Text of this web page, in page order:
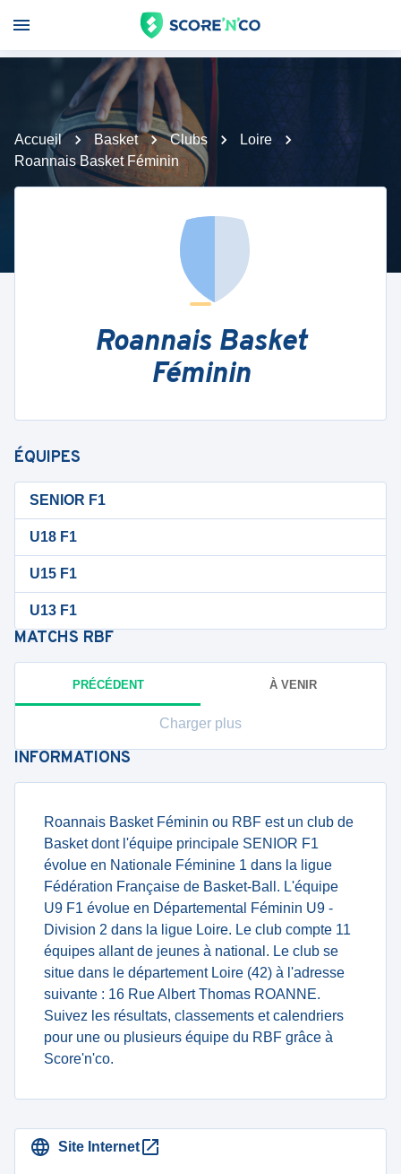
Accueil Basket Clubs
Loire
Roannais Basket Féminin
Roannais Basket
Féminin
ÉQUIPES
SENIOR F1
U18 F1
U15 F1
U13 F1
MATCHS RBF
PRÉCÉDENT À VENIR
Charger plus
INFORMATIONS
Roannais Basket Féminin ou RBF est un club de
Basket dont l'équipe principale SENIOR F1
évolue en Nationale Féminine 1 dans la ligue
Fédération Française de Basket-Ball. L'équipe
U9 F1 évolue en Départemental Féminin U9 -
Division 2 dans la ligue Loire. Le club compte 11
équipes allant de jeunes à national. Le club se
situe dans le département Loire (42) à l'adresse
suivante : 16 Rue Albert Thomas ROANNE.
Suivez les résultats, classements et calendriers
pour une ou plusieurs équipe du RBF grâce à
Score'n'co.
Site Internet